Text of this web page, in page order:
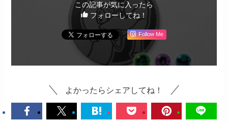
この記事が気に入ったら
フォローしてね！
Follow Me
よかったらシェアしてね！